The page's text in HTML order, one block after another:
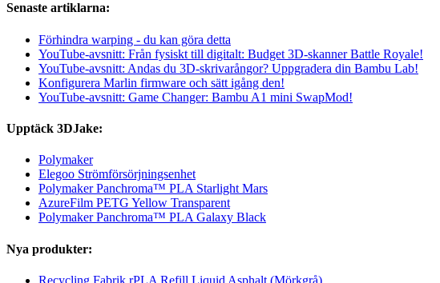
Senaste artiklarna:
Förhindra warping - du kan göra detta
YouTube-avsnitt: Från fysiskt till digitalt: Budget 3D-skanner Battle Royale!
YouTube-avsnitt: Andas du 3D-skrivarångor? Uppgradera din Bambu Lab!
Konfigurera Marlin firmware och sätt igång den!
YouTube-avsnitt: Game Changer: Bambu A1 mini SwapMod!
Upptäck 3DJake:
Polymaker
Elegoo Strömförsörjningsenhet
Polymaker Panchroma™ PLA Starlight Mars
AzureFilm PETG Yellow Transparent
Polymaker Panchroma™ PLA Galaxy Black
Nya produkter:
Recycling Fabrik rPLA Refill Liquid Asphalt (Mörkgrå)